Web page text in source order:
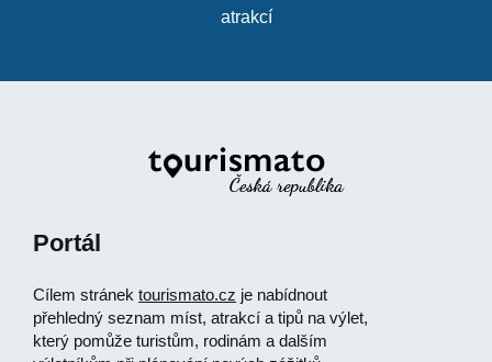
atrakcí
Portál
Cílem stránek tourismato.cz je nabídnout
přehledný seznam míst, atrakcí a tipů na výlet,
který pomůže turistům, rodinám a dalším